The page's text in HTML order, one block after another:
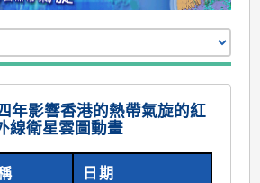
年影響香港的熱帶氣旋的紅
線衛星雲圖動畫
日期